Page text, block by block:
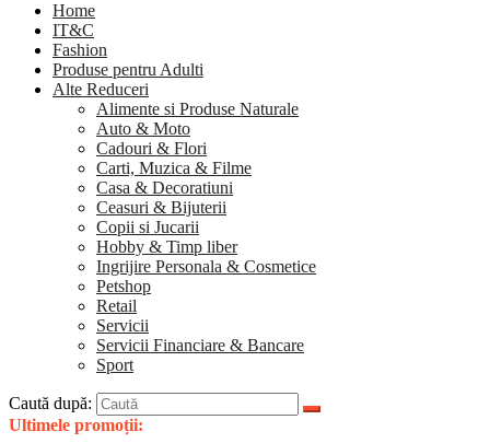
Home
IT&C
Fashion
Produse pentru Adulti
Alte Reduceri
Alimente si Produse Naturale
Auto & Moto
Cadouri & Flori
Carti, Muzica & Filme
Casa & Decoratiuni
Ceasuri & Bijuterii
Copii si Jucarii
Hobby & Timp liber
Ingrijire Personala & Cosmetice
Petshop
Retail
Servicii
Servicii Financiare & Bancare
Sport
Caută după:
Ultimele promoții: